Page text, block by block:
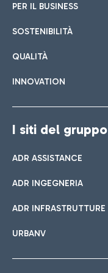
PER IL BUSINESS
SOSTENIBILITÀ
QUALITÀ
INNOVATION
I siti del gruppo
ADR ASSISTANCE
ADR INGEGNERIA
ADR INFRASTRUTTURE
URBANV